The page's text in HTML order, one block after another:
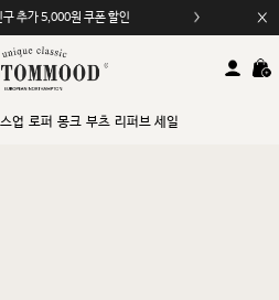
추가 5,000원 쿠폰 할인
업 로퍼 몽크 부츠 리퍼브 세일